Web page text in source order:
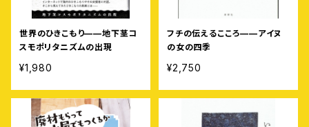
世界のひきこもり——地下茎コ
スモポリタニズムの出現
¥1,980
フチの伝えるこころ——アイヌ
の女の四季
¥2,750